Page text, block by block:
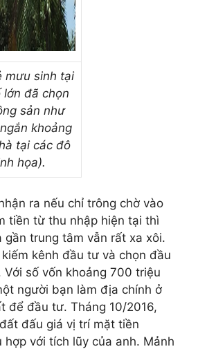
mưu sinh tại
lớn đã chọn
sản như
khoảng
tại các đô
họa).
ra nếu chỉ trông chờ vào
tiền từ thu nhập hiện tại thì
gần trung tâm vẫn rất xa xôi.
kênh đầu tư và chọn đầu
số vốn khoảng 700 triệu
người bạn làm địa chính ở
để đầu tư. Tháng 10/2016,
đấu giá vị trí mặt tiền
hợp với tích lũy của anh. Mảnh